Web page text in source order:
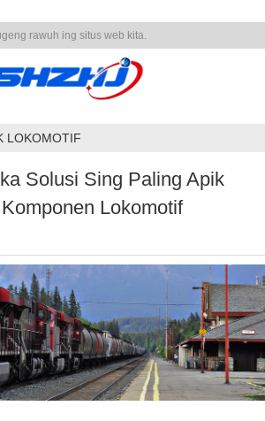
rawuh ing situs web kita.
LOKOMOTIF
Solusi Sing Paling Apik
Lokomotif